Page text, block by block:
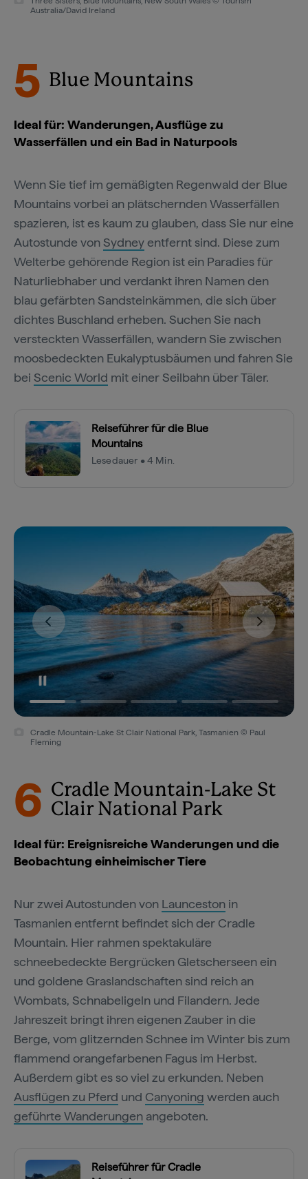
Australia/David Ireland
5 Blue Mountains
Ideal für: Wanderungen, Ausflüge zu
Wasserfällen und ein Bad in Naturpools
Wenn Sie tief im gemäßigten Regenwald der Blue
Mountains vorbei an plätschernden Wasserfällen
spazieren, ist es kaum zu glauben, dass Sie nur eine
Autostunde vonSydneyentfernt sind. Diese zum
Welterbe gehörende Region ist ein Paradies für
Naturliebhaber und verdankt ihren Namen den
blau gefärbten Sandsteinkämmen, die sich über
dichtes Buschland erheben. Suchen Sie nach
versteckten Wasserfällen, wandern Sie zwischen
moosbedeckten Eukalyptusbäumen und fahren Sie
bei Scenic World mit einer Seilbahn über Täler.
Reiseführer für die Blue
Mountains
Lesedauer • 4 Min.
Cradle Mountain-Lake St Clair National Park, Tasmanien © Paul
Fleming
6 Cradle Mountain-Lake St
Clair National Park
Ideal für: Ereignisreiche Wanderungen und die
Beobachtung einheimischer Tiere
Nur zwei Autostunden von Launceston in
Tasmanien entfernt befindet sich der Cradle
Mountain. Hier rahmen spektakuläre
schneebedeckte Bergrücken Gletscherseen ein
und goldene Graslandschaften sind reich an
Wombats, Schnabeligeln und Filandern. Jede
Jahreszeit bringt ihren eigenen Zauber in die
Berge, vom glitzernden Schnee im Winter bis zum
flammend orangefarbenen Fagus im Herbst.
Außerdem gibt es so viel zu erkunden. Neben
Ausflügen zu Pferd und Canyoning werden auch
geführte Wanderungen angeboten.
Reiseführer für Cradle